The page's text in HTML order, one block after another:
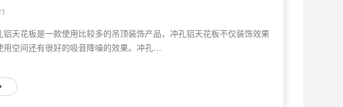
铝天花板是一款使用比较多的吊顶装饰产品，冲孔铝天花板不仅装饰效果
用空间还有很好的吸音降噪的效果。冲孔…